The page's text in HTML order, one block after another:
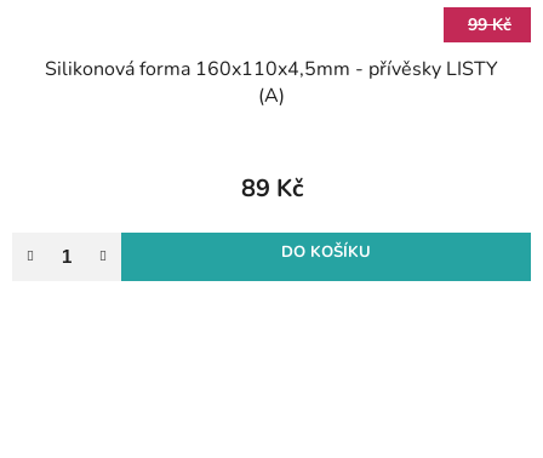
99 Kč
Silikonová forma 160x110x4,5mm - přívěsky LISTY
(A)
89 Kč
DO KOŠÍKU